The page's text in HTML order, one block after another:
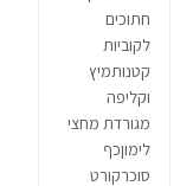
חתוכים
לקוביות
קטנותמיץ
וקליפה
מגורדת מחצי
לימוןכף
סוכרקורט